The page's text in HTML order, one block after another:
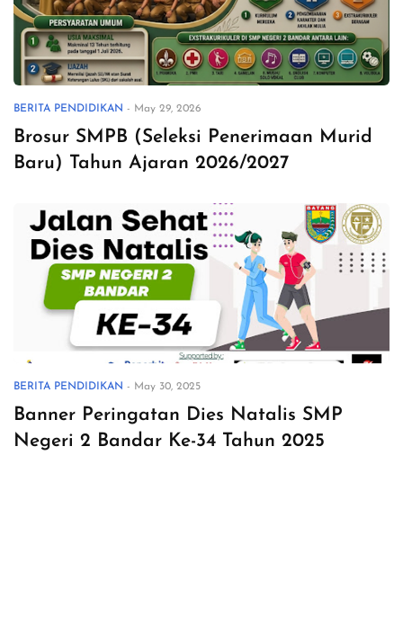
BERITA PENDIDIKAN - May 29, 2026
Brosur SMPB (Seleksi Penerimaan Murid
Baru) Tahun Ajaran 2026/2027
BERITA PENDIDIKAN - May 30, 2025
Banner Peringatan Dies Natalis SMP
Negeri 2 Bandar Ke-34 Tahun 2025